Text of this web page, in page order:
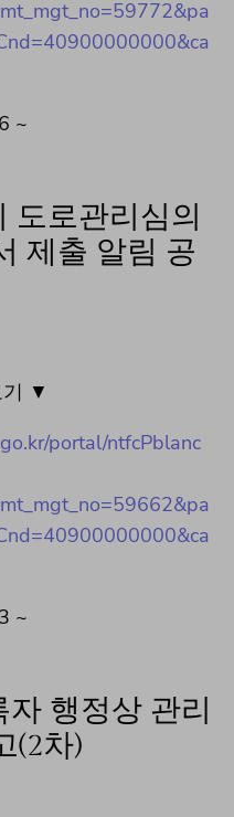
~
도로관리심의
제출 알림 공
기 ▼
portal/ntfcPblanc
~
행정상 관리
(2차)